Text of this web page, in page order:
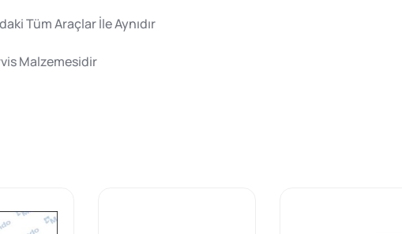
Tüm Araçlar İle Aynıdır
Malzemesidir